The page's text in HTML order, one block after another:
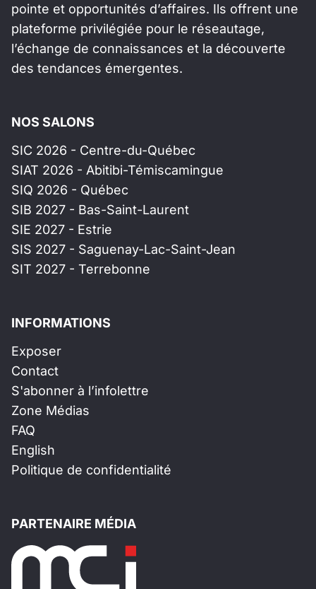
pointe et opportunités d’affaires. Ils offrent une
plateforme privilégiée pour le réseautage,
l’échange de connaissances et la découverte
des tendances émergentes.
NOS SALONS
SIC 2026 - Centre-du-Québec
SIAT 2026 - Abitibi-Témiscamingue
SIQ 2026 - Québec
SIB 2027 - Bas-Saint-Laurent
SIE 2027 - Estrie
SIS 2027 - Saguenay-Lac-Saint-Jean
SIT 2027 - Terrebonne
INFORMATIONS
Exposer
Contact
S'abonner à l’infolettre
Zone Médias
FAQ
English
Politique de confidentialité
PARTENAIRE MÉDIA